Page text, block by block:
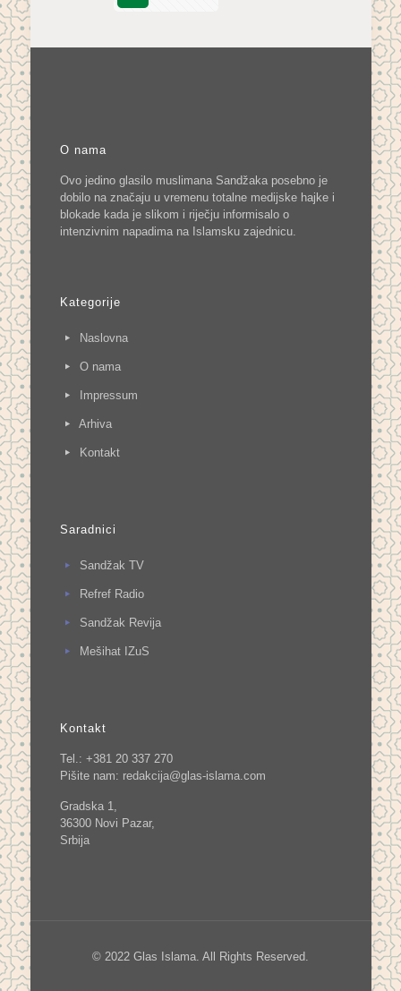
O nama
Ovo jedino glasilo muslimana Sandžaka posebno je
dobilo na značaju u vremenu totalne medijske hajke i
blokade kada je slikom i riječju informisalo o
intenzivnim napadima na Islamsku zajednicu.
Kategorije
Naslovna
O nama
Impressum
Arhiva
Kontakt
Saradnici
Sandžak TV
Refref Radio
Sandžak Revija
Mešihat IZuS
Kontakt
Tel.: +381 20 337 270
Pišite nam: redakcija@glas-islama.com
Gradska 1,
36300 Novi Pazar,
Srbija
© 2022 Glas Islama. All Rights Reserved.